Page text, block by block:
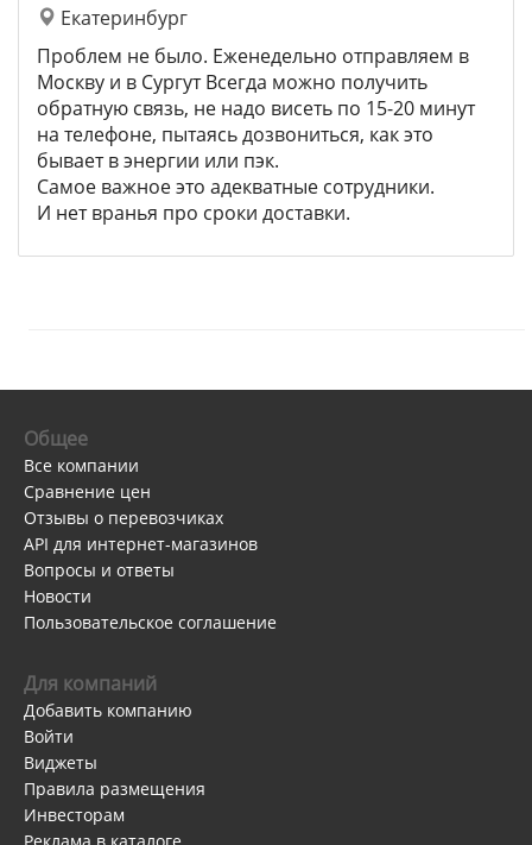
Екатеринбург
Проблем не было. Еженедельно отправляем в
Москву и в Сургут Всегда можно получить
обратную связь, не надо висеть по 15-20 минут
на телефоне, пытаясь дозвониться, как это
бывает в энергии или пэк.
Самое важное это адекватные сотрудники.
И нет вранья про сроки доставки.
Общее
Все компании
Сравнение цен
Отзывы о перевозчиках
API для интернет-магазинов
Вопросы и ответы
Новости
Пользовательское соглашение
Для компаний
Добавить компанию
Войти
Виджеты
Правила размещения
Инвесторам